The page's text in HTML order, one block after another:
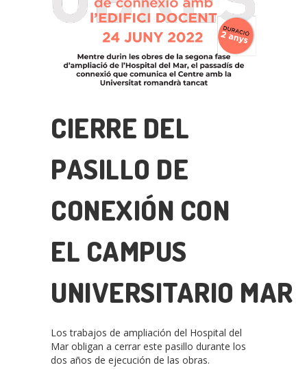
CIERRE DEL
PASILLO DE
CONEXIÓN CON
EL CAMPUS
UNIVERSITARIO MAR
Los trabajos de ampliación del Hospital del
Mar obligan a cerrar este pasillo durante los
dos años de ejecución de las obras.